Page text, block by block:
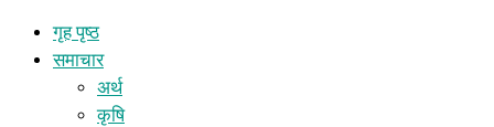
गृह पृष्ठ
समाचार
अर्थ
कृषि